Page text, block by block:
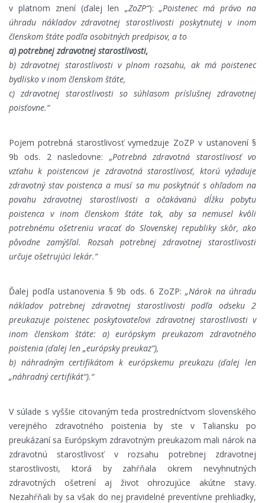
v platnom znení (ďalej len „ZoZP“): „Poistenec má právo na
úhradu nákladov zdravotnej starostlivosti poskytnutej v inom
členskom štáte podľa osobitných predpisov, a to
a) potrebnej zdravotnej starostlivosti,
b) zdravotnej starostlivosti v plnom rozsahu, ak má poistenec
bydlisko v inom členskom štáte,
c) zdravotnej starostlivosti so súhlasom príslušnej zdravotnej
poisťovne.“
Pojem potrebná starostlivosť vymedzuje ZoZP v ustanovení §
9b ods. 2 nasledovne: „Potrebná zdravotná starostlivosť vo
vzťahu k poistencovi je zdravotná starostlivosť, ktorú vyžaduje
zdravotný stav poistenca a musí sa mu poskytnúť s ohľadom na
povahu zdravotnej starostlivosti a očakávanú dĺžku pobytu
poistenca v inom členskom štáte tak, aby sa nemusel kvôli
potrebnému ošetreniu vracať do Slovenskej republiky skôr, ako
pôvodne zamýšľal. Rozsah potrebnej zdravotnej starostlivosti
určuje ošetrujúci lekár.“
Ďalej podľa ustanovenia § 9b ods. 6 ZoZP: „Nárok na úhradu
nákladov potrebnej zdravotnej starostlivosti podľa odseku 2
preukazuje poistenec poskytovateľovi zdravotnej starostlivosti v
inom členskom štáte: a) európskym preukazom zdravotného
poistenia (ďalej len „európsky preukaz“),
b) náhradným certifikátom k európskemu preukazu (ďalej len
„náhradný certifikát“).“
V súlade s vyššie citovaným teda prostredníctvom slovenského
verejného zdravotného poistenia by ste v Taliansku po
preukázaní sa Európskym zdravotným preukazom mali nárok na
zdravotnú starostlivosť v rozsahu potrebnej zdravotnej
starostlivosti, ktorá by zahŕňala okrem nevyhnutných
zdravotných ošetrení aj život ohrozujúce akútne stavy.
Nezahŕňali by sa však do nej pravidelné preventívne prehliadky,